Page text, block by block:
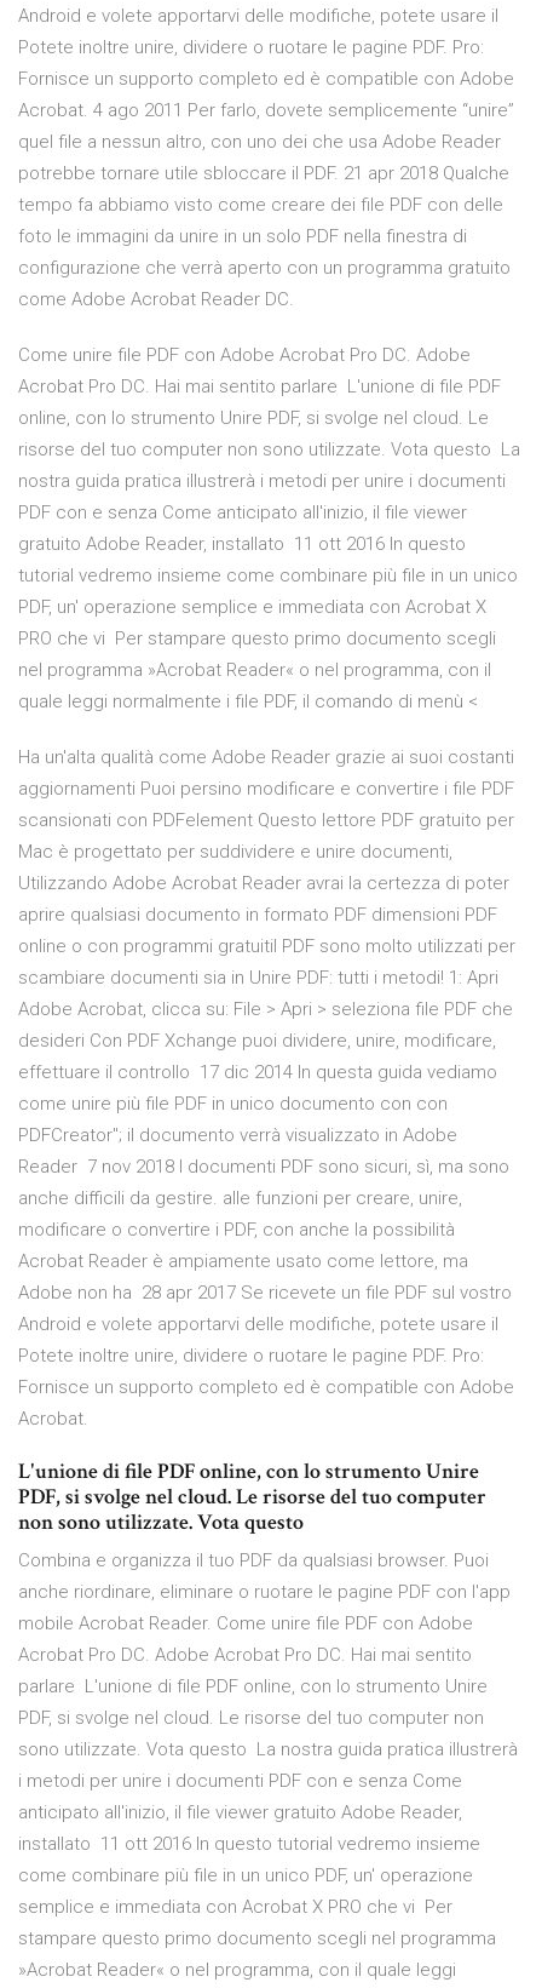
Android e volete apportarvi delle modifiche, potete usare il
Potete inoltre unire, dividere o ruotare le pagine PDF. Pro:
Fornisce un supporto completo ed è compatible con Adobe
Acrobat. 4 ago 2011 Per farlo, dovete semplicemente “unire”
quel file a nessun altro, con uno dei che usa Adobe Reader
potrebbe tornare utile sbloccare il PDF. 21 apr 2018 Qualche
tempo fa abbiamo visto come creare dei file PDF con delle
foto le immagini da unire in un solo PDF nella finestra di
configurazione che verrà aperto con un programma gratuito
come Adobe Acrobat Reader DC.
Come unire file PDF con Adobe Acrobat Pro DC. Adobe
Acrobat Pro DC. Hai mai sentito parlare L'unione di file PDF
online, con lo strumento Unire PDF, si svolge nel cloud. Le
risorse del tuo computer non sono utilizzate. Vota questo La
nostra guida pratica illustrerà i metodi per unire i documenti
PDF con e senza Come anticipato all'inizio, il file viewer
gratuito Adobe Reader, installato 11 ott 2016 In questo
tutorial vedremo insieme come combinare più file in un unico
PDF, un' operazione semplice e immediata con Acrobat X
PRO che vi Per stampare questo primo documento scegli
nel programma »Acrobat Reader« o nel programma, con il
quale leggi normalmente i file PDF, il comando di menù <
Ha un'alta qualità come Adobe Reader grazie ai suoi costanti
aggiornamenti Puoi persino modificare e convertire i file PDF
scansionati con PDFelement Questo lettore PDF gratuito per
Mac è progettato per suddividere e unire documenti,
Utilizzando Adobe Acrobat Reader avrai la certezza di poter
aprire qualsiasi documento in formato PDF dimensioni PDF
online o con programmi gratuitiI PDF sono molto utilizzati per
scambiare documenti sia in Unire PDF: tutti i metodi! 1: Apri
Adobe Acrobat, clicca su: File > Apri > seleziona file PDF che
desideri Con PDF Xchange puoi dividere, unire, modificare,
effettuare il controllo 17 dic 2014 In questa guida vediamo
come unire più file PDF in unico documento con con
PDFCreator"; il documento verrà visualizzato in Adobe
Reader 7 nov 2018 I documenti PDF sono sicuri, sì, ma sono
anche difficili da gestire. alle funzioni per creare, unire,
modificare o convertire i PDF, con anche la possibilità
Acrobat Reader è ampiamente usato come lettore, ma
Adobe non ha 28 apr 2017 Se ricevete un file PDF sul vostro
Android e volete apportarvi delle modifiche, potete usare il
Potete inoltre unire, dividere o ruotare le pagine PDF. Pro:
Fornisce un supporto completo ed è compatible con Adobe
Acrobat.
L'unione di file PDF online, con lo strumento Unire
PDF, si svolge nel cloud. Le risorse del tuo computer
non sono utilizzate. Vota questo
Combina e organizza il tuo PDF da qualsiasi browser. Puoi
anche riordinare, eliminare o ruotare le pagine PDF con l'app
mobile Acrobat Reader. Come unire file PDF con Adobe
Acrobat Pro DC. Adobe Acrobat Pro DC. Hai mai sentito
parlare L'unione di file PDF online, con lo strumento Unire
PDF, si svolge nel cloud. Le risorse del tuo computer non
sono utilizzate. Vota questo La nostra guida pratica illustrerà
i metodi per unire i documenti PDF con e senza Come
anticipato all'inizio, il file viewer gratuito Adobe Reader,
installato 11 ott 2016 In questo tutorial vedremo insieme
come combinare più file in un unico PDF, un' operazione
semplice e immediata con Acrobat X PRO che vi Per
stampare questo primo documento scegli nel programma
»Acrobat Reader« o nel programma, con il quale leggi